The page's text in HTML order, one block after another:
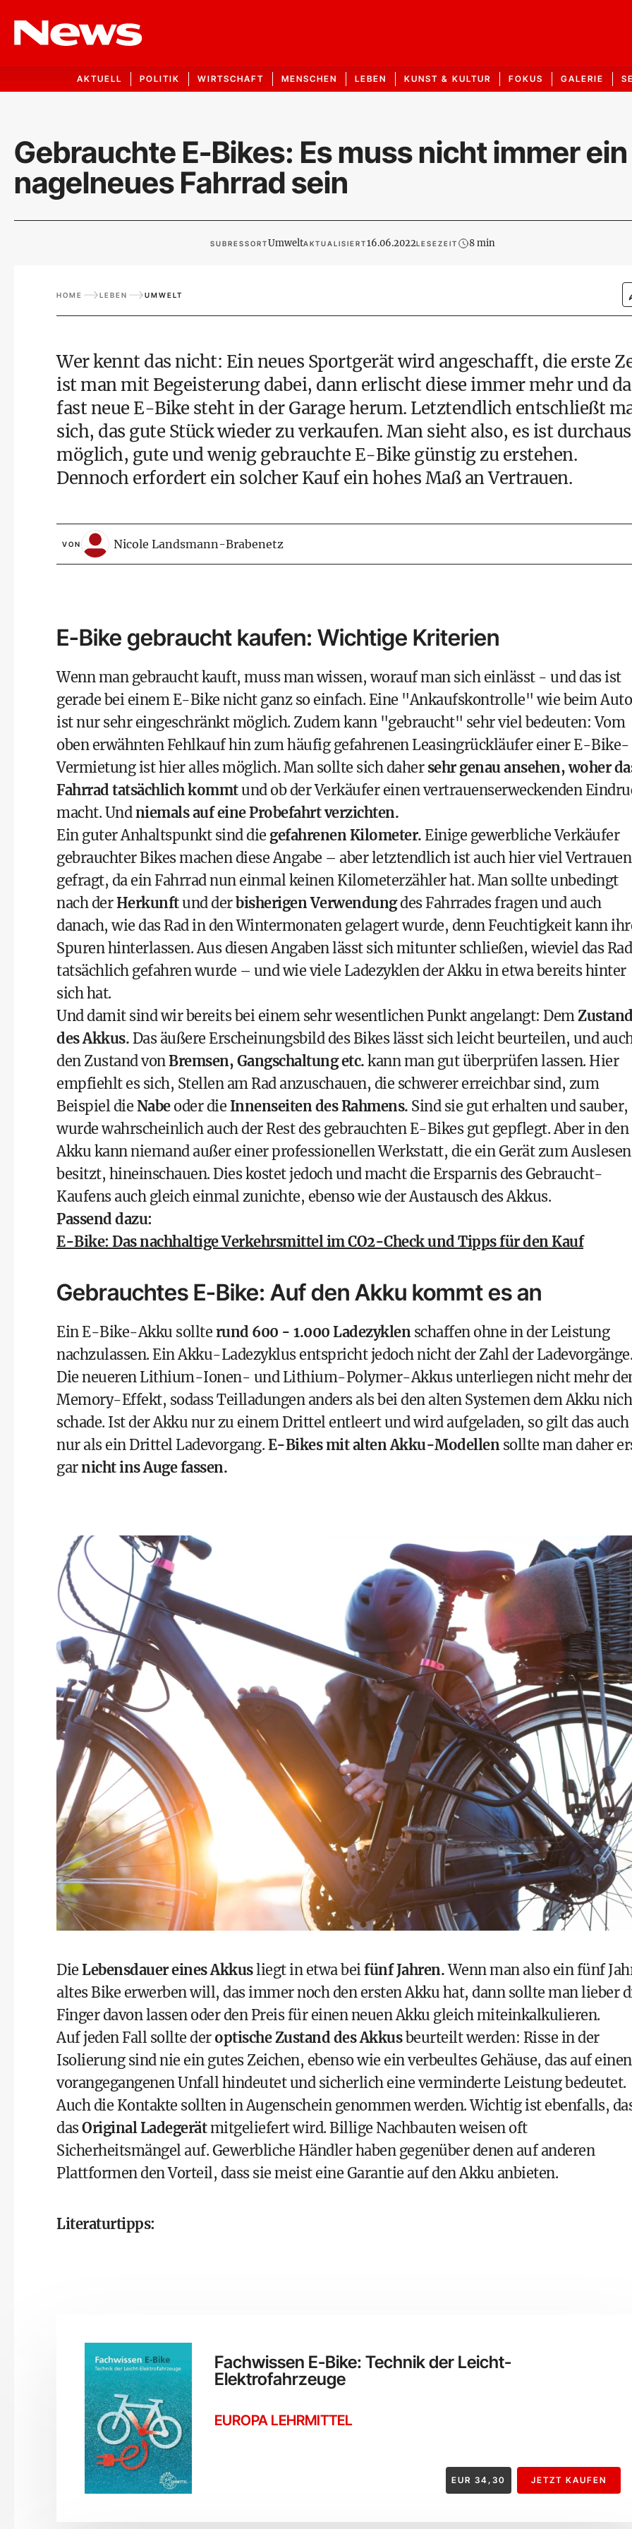
AKTUELL POLITIK WIRTSCHAFT MENSCHEN LEBEN KUNST & KULTUR FOKUS GALERIE
Gebrauchte E-Bikes: Es muss nicht immer ein
nagelneues Fahrrad sein
SUBRESSORTUmweltAKTUALISIERT16.06.2022LESEZEIT 8 min
HOME LEBEN UMWELT
Wer kennt das nicht: Ein neues Sportgerät wird angeschafft, die erste
ist man mit Begeisterung dabei, dann erlischt diese immer mehr und
fast neue E-Bike steht in der Garage herum. Letztendlich entschließt
sich, das gute Stück wieder zu verkaufen. Man sieht also, es ist durchaus
möglich, gute und wenig gebrauchte E-Bike günstig zu erstehen.
Dennoch erfordert ein solcher Kauf ein hohes Maß an Vertrauen.
VON Nicole Landsmann-Brabenetz
E-Bike gebraucht kaufen: Wichtige Kriterien
Wenn man gebraucht kauft, muss man wissen, worauf man sich einlässt - und das ist
gerade bei einem E-Bike nicht ganz so einfach. Eine "Ankaufskontrolle" wie beim
ist nur sehr eingeschränkt möglich. Zudem kann "gebraucht" sehr viel bedeuten: Vom
oben erwähnten Fehlkauf hin zum häufig gefahrenen Leasingrückläufer einer E-Bike-
Vermietung ist hier alles möglich. Man sollte sich daher sehr genau ansehen, woher
Fahrrad tatsächlich kommtund ob der Verkäufer einen vertrauenserweckenden
macht. Undniemals auf eine Probefahrt verzichten.
Ein guter Anhaltspunkt sind die gefahrenen Kilometer. Einige gewerbliche Verkäufer
gebrauchter Bikes machen diese Angabe – aber letztendlich ist auch hier viel Vertrauen
gefragt, da ein Fahrrad nun einmal keinen Kilometerzähler hat. Man sollte unbedingt
nach derHerkunftund derbisherigen Verwendungdes Fahrrades fragen und auch
danach, wie das Rad in den Wintermonaten gelagert wurde, denn Feuchtigkeit kann
Spuren hinterlassen. Aus diesen Angaben lässt sich mitunter schließen, wieviel das Rad
tatsächlich gefahren wurde – und wie viele Ladezyklen der Akku in etwa bereits hinter
sich hat.
Und damit sind wir bereits bei einem sehr wesentlichen Punkt angelangt: Dem
des Akkus. Das äußere Erscheinungsbild des Bikes lässt sich leicht beurteilen, und
den Zustand vonBremsen, Gangschaltung etc. kann man gut überprüfen lassen. Hier
empfiehlt es sich, Stellen am Rad anzuschauen, die schwerer erreichbar sind, zum
Beispiel die Nabeoder die Innenseiten des Rahmens. Sind sie gut erhalten und sauber,
wurde wahrscheinlich auch der Rest des gebrauchten E-Bikes gut gepflegt. Aber in den
Akku kann niemand außer einer professionellen Werkstatt, die ein Gerät zum Auslesen
besitzt, hineinschauen. Dies kostet jedoch und macht die Ersparnis des Gebraucht-
Kaufens auch gleich einmal zunichte, ebenso wie der Austausch des Akkus.
Passend dazu:
E-Bike: Das nachhaltige Verkehrsmittel im CO2-Check und Tipps für den Kauf
Gebrauchtes E-Bike: Auf den Akku kommt es an
Ein E-Bike-Akku sollte rund 600 - 1.000 Ladezyklen schaffen ohne in der Leistung
nachzulassen. Ein Akku-Ladezyklus entspricht jedoch nicht der Zahl der Ladevorgänge.
Die neueren Lithium-Ionen- und Lithium-Polymer-Akkus unterliegen nicht mehr
Memory-Effekt, sodass Teilladungen anders als bei den alten Systemen dem Akku
schade. Ist der Akku nur zu einem Drittel entleert und wird aufgeladen, so gilt das auch
nur als ein Drittel Ladevorgang. E-Bikes mit alten Akku-Modellen sollte man daher
garnicht ins Auge fassen.
Die Lebensdauer eines Akkusliegt in etwa bei fünf Jahren.Wenn man also ein fünf
altes Bike erwerben will, das immer noch den ersten Akku hat, dann sollte man lieber
Finger davon lassen oder den Preis für einen neuen Akku gleich miteinkalkulieren.
Auf jeden Fall sollte der optische Zustand des Akkusbeurteilt werden: Risse in der
Isolierung sind nie ein gutes Zeichen, ebenso wie ein verbeultes Gehäuse, das auf einen
vorangegangenen Unfall hindeutet und sicherlich eine verminderte Leistung bedeutet.
Auch die Kontakte sollten in Augenschein genommen werden. Wichtig ist ebenfalls,
dasOriginal Ladegerätmitgeliefert wird. Billige Nachbauten weisen oft
Sicherheitsmängel auf. Gewerbliche Händler haben gegenüber denen auf anderen
Plattformen den Vorteil, dass sie meist eine Garantie auf den Akku anbieten.
Literaturtipps:
Fachwissen E-Bike: Technik der Leicht-
Elektrofahrzeuge
EUROPA LEHRMITTEL
EUR 34,30 JETZT KAUFEN